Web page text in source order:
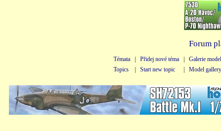
Forum
Témata Přidej nové téma
Galerie
Topics
Start new topic Model gallery